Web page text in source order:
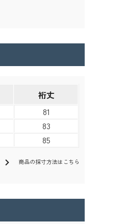
裄丈
81
83
85
chevron_right
商品の採寸方法はこちら